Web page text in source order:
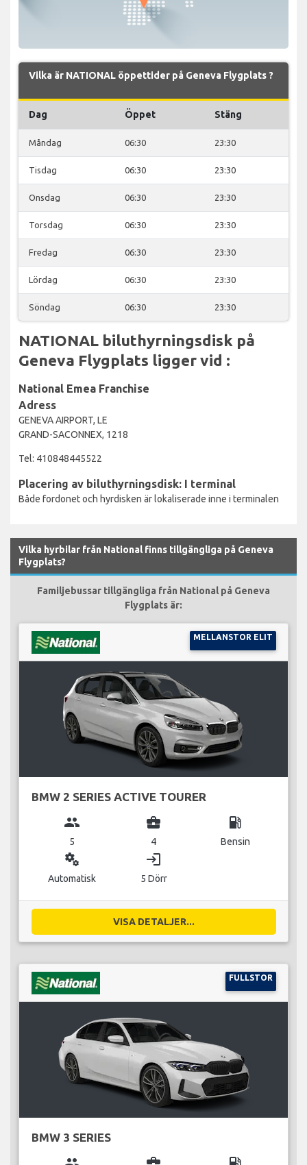
Vilka är NATIONAL öppettider på Geneva Flygplats ?
Dag Öppet Stäng
Måndag 06:30 23:30
Tisdag 06:30 23:30
Onsdag 06:30 23:30
Torsdag 06:30 23:30
Fredag 06:30 23:30
Lördag 06:30 23:30
Söndag 06:30 23:30
NATIONAL biluthyrningsdisk på
Geneva Flygplats ligger vid :
National Emea Franchise
Adress
GENEVA AIRPORT, LE
GRAND-SACONNEX, 1218
Tel: 410848445522
Placering av biluthyrningsdisk: I terminal
Både fordonet och hyrdisken är lokaliserade inne i terminalen
Vilka hyrbilar från National finns tillgängliga på Geneva
Flygplats?
Familjebussar tillgängliga från National på Geneva
Flygplats är:
MELLANSTOR ELIT
BMW 2 SERIES ACTIVE TOURER
group
5
business_center
4
local_gas_station
Bensin
miscellaneous_services
Automatisk
login
5 Dörr
VISA DETALJER...
FULLSTOR
BMW 3 SERIES